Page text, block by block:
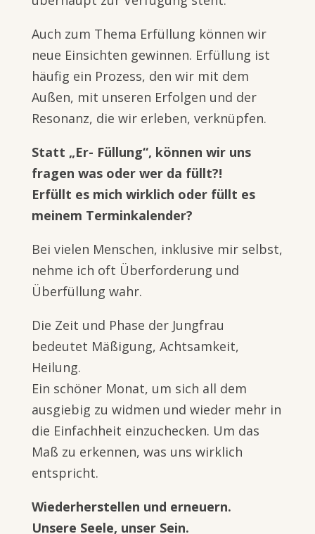
Auch zum Thema Erfüllung können wir
neue Einsichten gewinnen. Erfüllung ist
häufig ein Prozess, den wir mit dem
Außen, mit unseren Erfolgen und der
Resonanz, die wir erleben, verknüpfen.
Statt „Er- Füllung“, können wir uns
fragen was oder wer da füllt?!
Erfüllt es mich wirklich oder füllt es
meinem Terminkalender?
Bei vielen Menschen, inklusive mir selbst,
nehme ich oft Überforderung und
Überfüllung wahr.
Die Zeit und Phase der Jungfrau
bedeutet Mäßigung, Achtsamkeit,
Heilung.
Ein schöner Monat, um sich all dem
ausgiebig zu widmen und wieder mehr in
die Einfachheit einzuchecken. Um das
Maß zu erkennen, was uns wirklich
entspricht.
Wiederherstellen und erneuern.
Unsere Seele, unser Sein.